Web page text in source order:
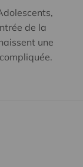
de la
une